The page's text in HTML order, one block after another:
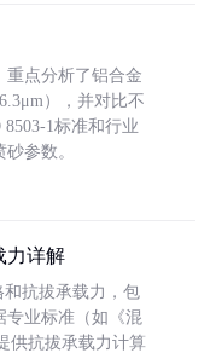
重点分析了铝合金
），并对比不
1标准和行业
参数。
力详解
抗拔承载力，包
专业标准（如《混
供抗拔承载力计算